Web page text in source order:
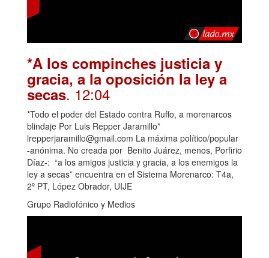
*A los compinches justicia y
gracia, a la oposición la ley a
secas. 12:04
*Todo el poder del Estado contra Ruffo, a morenarcos
blindaje Por Luis Repper Jaramillo*
lrepperjaramillo@gmail.com La máxima político/popular
-anónima. No creada por Benito Juárez, menos, Porfirio
Díaz-: “a los amigos justicia y gracia, a los enemigos la
ley a secas” encuentra en el Sistema Morenarco: T4a,
2º PT, López Obrador, UIJE
Grupo Radiofónico y Medios